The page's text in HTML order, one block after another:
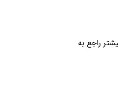
راجع به